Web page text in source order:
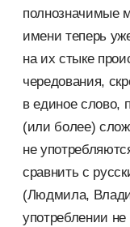
полнозначимые
имени теперь
на их стыке
чередования,
в единое слово,
(или более)
не
сравнить с
(Людмила,
употреблении